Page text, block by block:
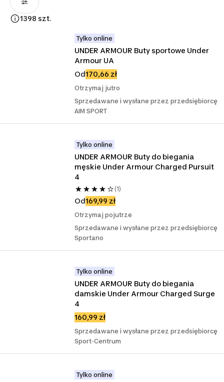
1398 szt.
Tylko online
UNDER ARMOUR Buty sportowe Under
Armour UA
Od170,66 zł
Otrzymaj jutro
Sprzedawane i wysłane przez przedsiębiorcę
AIM SPORT
Tylko online
UNDER ARMOUR Buty do biegania
męskie Under Armour Charged Pursuit
4
(1)
Od169,99 zł
Otrzymaj pojutrze
Sprzedawane i wysłane przez przedsiębiorcę
Sportano
Tylko online
UNDER ARMOUR Buty do biegania
damskie Under Armour Charged Surge
4
160,99 zł
Sprzedawane i wysłane przez przedsiębiorcę
Sport-Centrum
Tylko online